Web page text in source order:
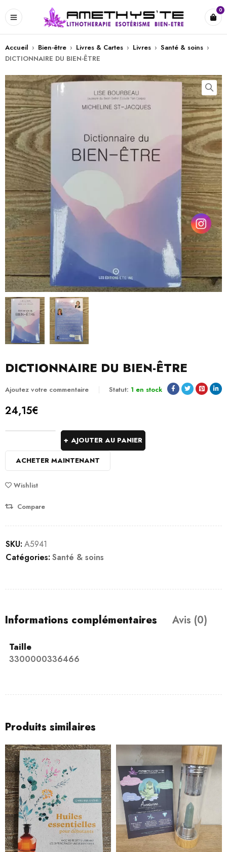
0
Accueil › Bien-être › Livres & Cartes › Livres › Santé & soins ›
DICTIONNAIRE DU BIEN-ÊTRE
DICTIONNAIRE DU BIEN-ÊTRE
Ajoutez votre commentaire Statut: 1 en stock
24,15€
AJOUTER AU PANIER
ACHETER MAINTENANT
Wishlist
Compare
SKU: A5941
Catégories: Santé & soins
Informations complémentaires Avis (0)
Taille
3300000336466
Produits similaires